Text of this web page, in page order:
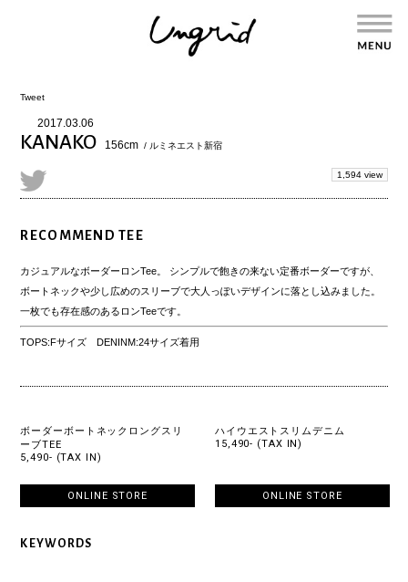
Tweet
2017.03.06
KANAKO 156cm / ルミネエスト新宿
1,594 view
RECOMMEND TEE
カジュアルなボーダーロンTee。 シンプルで飽きの来ない定番ボーダーですが、
ボートネックや少し広めのスリーブで大人っぽいデザインに落とし込みました。
一枚でも存在感のあるロンTeeです。
TOPS:Fサイズ DENINM:24サイズ着用
ボーダーボートネックロングスリ
ーブTEE
5,490- (TAX IN)
ONLINE STORE
ハイウエストスリムデニム
15,490- (TAX IN)
ONLINE STORE
KEYWORDS